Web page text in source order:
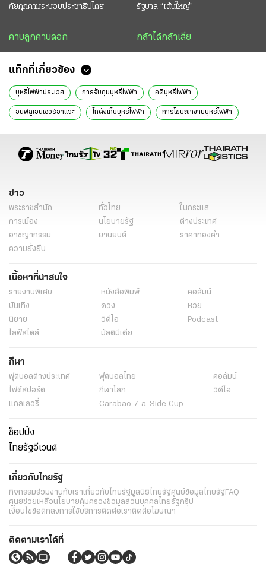
ภัยคุกคามระบอบประชาธิปไตย
คาบลูกคาบดอก
รัฐบาล “เส้นใหญ่”
กล้าได้กล้าเสีย
แท็กที่เกี่ยวข้อง
บุหรี่ไฟฟ้าประเวศ การจับกุมบุหรี่ไฟฟ้า คดีบุหรี่ไฟฟ้า
อินฟลูเอนเซอร์อาแฉะ โกดังเก็บบุหรี่ไฟฟ้า การโฆษณาขายบุหรี่ไฟฟ้า
ระบบรักษาความปลอดภัย บุหรี่ไฟฟ้า เลขที่ 1 วิภาวดี เพลิงพยัคฆ์
ข่าวไทยรัฐ
ข่าว
พระราชสำนัก ทั่วไทย
ในกระแส
การเมือง
นโยบายรัฐ
ต่างประเทศ
อาชญากรรม
ยานยนต์
ราคาทองคำ
ความยั่งยืน
เนื้อหาที่น่าสนใจ
รายงานพิเศษ หนังสือพิมพ์
คอลัมน์
บันเทิง
ดวง
หวย
นิยาย
วิดีโอ
Podcast
ไลฟ์สไตล์
มัลติมีเดีย
กีฬา
ฟุตบอลต่่างประเทศ ฟุตบอลไทย
คอลัมน์
ไฟต์สปอร์ต
กีฬาโลก
วิดีโอ
แกลเลอรี่
Carabao 7-a-Side Cup
ช็อปปิ้ง
ไทยรัฐอีเวนต์
เกี่ยวกับไทยรัฐ
กิจกรรมร่วมงานกับเราเกี่ยวกับไทยรัฐมูลนิธิไทยรัฐศูนย์ข้อมูลไทยรัฐFAQ
ศูนย์ช่วยเหลือนโยบายคุ้มครองข้อมูลส่วนบุคคลไทยรัฐกรุ๊ป
เงื่อนไขข้อตกลงการใช้บริการติดต่อเราติดต่อโฆษณา
ติดตามเราได้ที่